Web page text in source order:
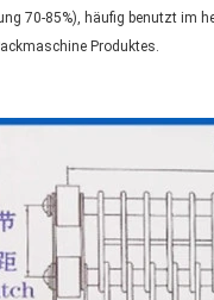
70-85%), häufig benutzt im
Produktes.